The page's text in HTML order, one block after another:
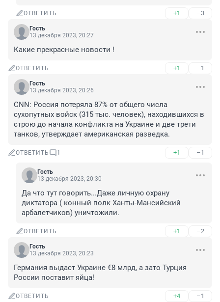
ОТВЕТИТЬ +1 –3
Гость
13 декабря 2023, 20:27
Какие прекрасные новости !
ОТВЕТИТЬ +1 –1
Гость
13 декабря 2023, 20:26
CNN: Россия потеряла 87% от общего числа
сухопутных войск (315 тыс. человек), находившихся в
строю до начала конфликта на Украине и две трети
танков, утверждает американская разведка.
ОТВЕТИТЬ 1 +1 –1
Гость
13 декабря 2023, 20:30
Да что тут говорить...Даже личную охрану
диктатора ( конный полк Ханты-Мансийский
арбалетчиков) уничтожили.
ОТВЕТИТЬ +1 –2
Гость
13 декабря 2023, 20:23
Германия выдаст Украине €8 млрд, а зато Турция
России поставит яйца!
ОТВЕТИТЬ +4 –1